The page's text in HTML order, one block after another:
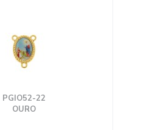
PGIO52-22
OURO